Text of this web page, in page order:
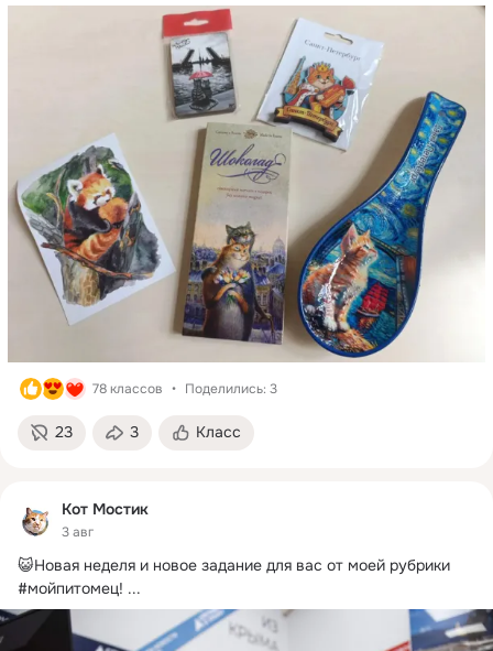
78 классов Поделились: 3
23 3 Класс
Кот Мостик
3 авг
😺Новая неделя и новое задание для вас от моей рубрики
#мойпитомец! ...